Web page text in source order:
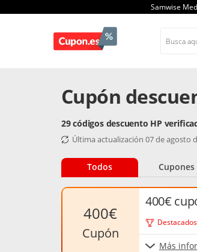
Samwise
Cupón
29 códigos descuento HP
Última actualización 07 de agosto
Todos Cupones
Destacados
400€
cupón
400€
Más